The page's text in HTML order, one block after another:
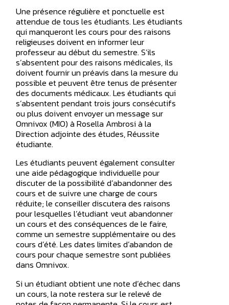
Une présence régulière et ponctuelle est
attendue de tous les étudiants. Les étudiants
qui manqueront les cours pour des raisons
religieuses doivent en informer leur
professeur au début du semestre. S’ils
s’absentent pour des raisons médicales, ils
doivent fournir un préavis dans la mesure du
possible et peuvent être tenus de présenter
des documents médicaux. Les étudiants qui
s’absentent pendant trois jours consécutifs
ou plus doivent envoyer un message sur
Omnivox (MIO) à Rosella Ambrosi à la
Direction adjointe des études, Réussite
étudiante.
Les étudiants peuvent également consulter
une aide pédagogique individuelle pour
discuter de la possibilité d’abandonner des
cours et de suivre une charge de cours
réduite; le conseiller discutera des raisons
pour lesquelles l’étudiant veut abandonner
un cours et des conséquences de le faire,
comme un semestre supplémentaire ou des
cours d’été. Les dates limites d’abandon de
cours pour chaque semestre sont publiées
dans Omnivox.
Si un étudiant obtient une note d’échec dans
un cours, la note restera sur le relevé de